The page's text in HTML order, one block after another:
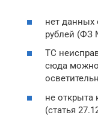
нет
рублей (ФЗ
ТС
сюда можно
не открыта
(статья